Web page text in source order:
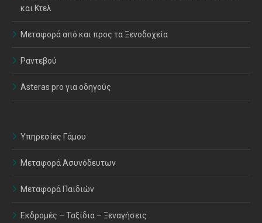
και Κτελ
Μεταφορά από και προς τα Ξενοδοχεία
Ραντεβού
Asteras pro για οδηγούς
Υπηρεσίες Γάμου
Μεταφορά Ασυνόδευτων
Μεταφορά Παιδιών
Εκδρομές – Ταξίδια – Ξεναγήσεις